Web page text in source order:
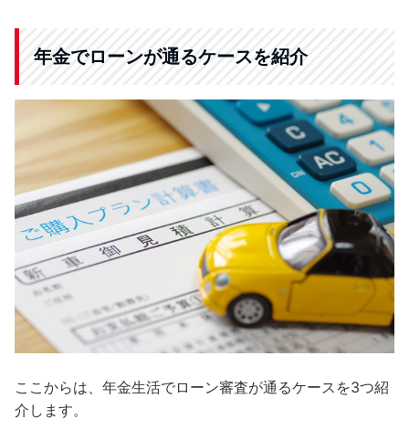
年金でローンが通るケースを紹介
ここからは、年金生活でローン審査が通るケースを3つ紹
介します。